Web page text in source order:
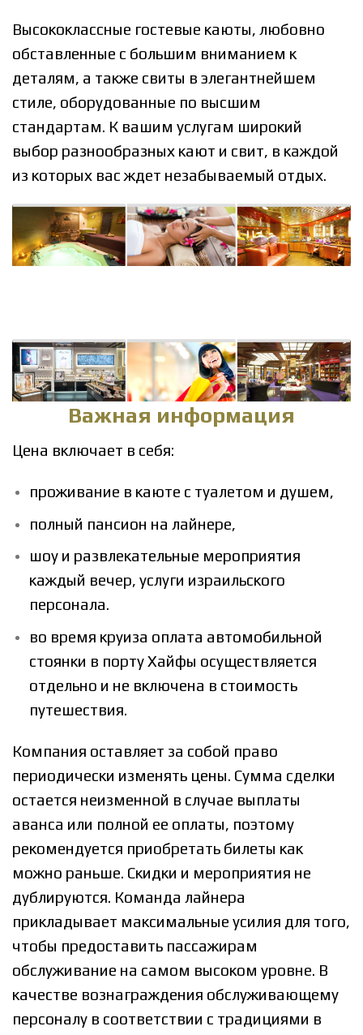
Высококлассные гостевые каюты, любовно
обставленные с большим вниманием к
деталям, а также свиты в элегантнейшем
стиле, оборудованные по высшим
стандартам. К вашим услугам широкий
выбор разнообразных кают и свит, в каждой
из которых вас ждет незабываемый отдых.
Важная информация
Цена включает в себя:
проживание в каюте с туалетом и душем,
полный пансион на лайнере,
шоу и развлекательные мероприятия
каждый вечер, услуги израильского
персонала.
во время круиза оплата автомобильной
стоянки в порту Хайфы осуществляется
отдельно и не включена в стоимость
путешествия.
Компания оставляет за собой право
периодически изменять цены. Сумма сделки
остается неизменной в случае выплаты
аванса или полной ее оплаты, поэтому
рекомендуется приобретать билеты как
можно раньше. Скидки и мероприятия не
дублируются. Команда лайнера
прикладывает максимальные усилия для того,
чтобы предоставить пассажирам
обслуживание на самом высоком уровне. В
качестве вознаграждения обслуживающему
персоналу в соответствии с традициями в